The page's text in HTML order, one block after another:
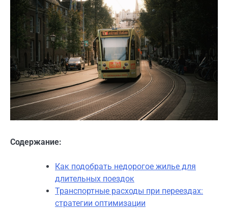
Содержание:
Как подобрать недорогое жилье для
длительных поездок
Транспортные расходы при переездах:
стратегии оптимизации